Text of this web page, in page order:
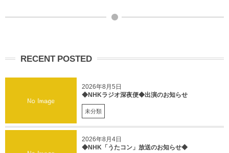
RECENT POSTED
2026年8月5日
◆NHKラジオ深夜便◆出演のお知らせ
未分類
2026年8月4日
◆NHK「うたコン」放送のお知らせ◆